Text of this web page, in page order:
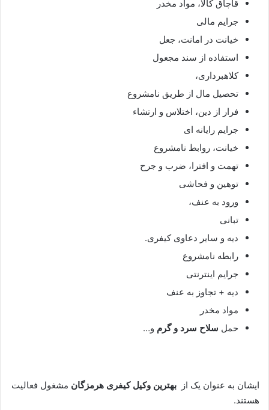
قاچاق کالا، مواد مخدر
جرایم مالی
خیانت در امانت، جعل
استفاده از سند مجعول
کلاهبرداری،
تحصیل مال از طریق نامشروع
فرار از دین، اختلاس و ارتشاء
جرایم رایانه ای
خیانت، روابط نامشروع
تهمت و افترا، ضرب و جرح
توهین و فحاشی
ورود به عنف،
تبانی
دیه و سایر دعاوی کیفری.
رابطه نامشروع
جرایم اینترنتی
دیه + تجاوز به عنف
مواد مخدر
حمل سلاح سرد و گرم و…
ایشان به عنوان یک از بهترین وکیل کیفری هرمزگان مشغول فعالیت
هستند.